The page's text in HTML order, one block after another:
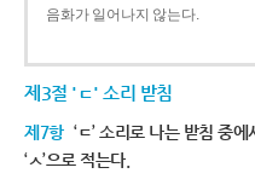
음화가 일어나지 않는다.
제3절 'ㄷ' 소리 받침
제7항 ‘ㄷ’ 소리로 나는 받침 중
‘ㅅ’으로 적는다.